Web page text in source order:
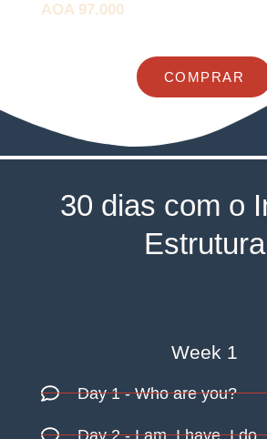
AOA 97.000
COMPRAR
30 dias com o
Estrutura
Week 1
Day 1- Who are you?
Day 2- I am, I have, I do.